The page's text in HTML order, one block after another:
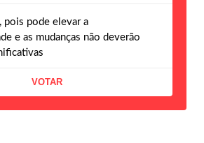
pois pode elevar a
e as mudanças não deverão